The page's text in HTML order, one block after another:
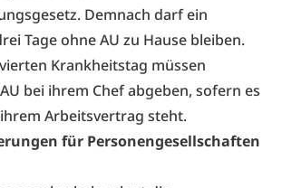
Demnach darf ein
Tage ohne AU zu Hause bleiben.
Krankheitstag müssen
bei ihrem Chef abgeben, sofern es
Arbeitsvertrag steht.
für Personengesellschaften